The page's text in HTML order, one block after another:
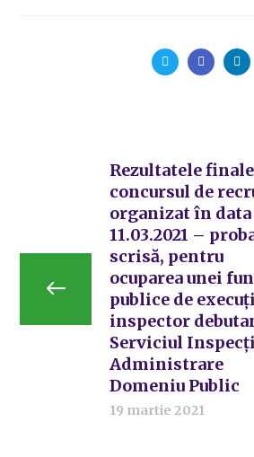
Rezultatele
concursul de
organizat în data
11.03.2021 –
scrisă, pentru
ocuparea unei
publice de
inspector
Serviciul
Administrare
Domeniu Public
19 martie 2021